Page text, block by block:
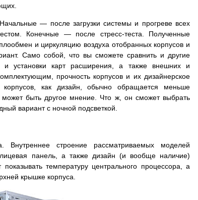
— после загрузки системы и прогреве всех
Конечные — после стресс-теста. Полученные
и циркуляцию воздуха отобранных корпусов и
Само собой, что вы сможете сравнить и другие
и установки карт расширения, а также внешних и
прочность корпусов и их дизайнерское
как дизайн, обычно обращается меньше
быть другое мнение. Что ж, он сможет выбрать
вариант с ночной подсветкой.
Внутреннее строение рассматриваемых моделей
панель, а также дизайн (и вообще наличие)
температуру центрального процессора, а
крышке корпуса.